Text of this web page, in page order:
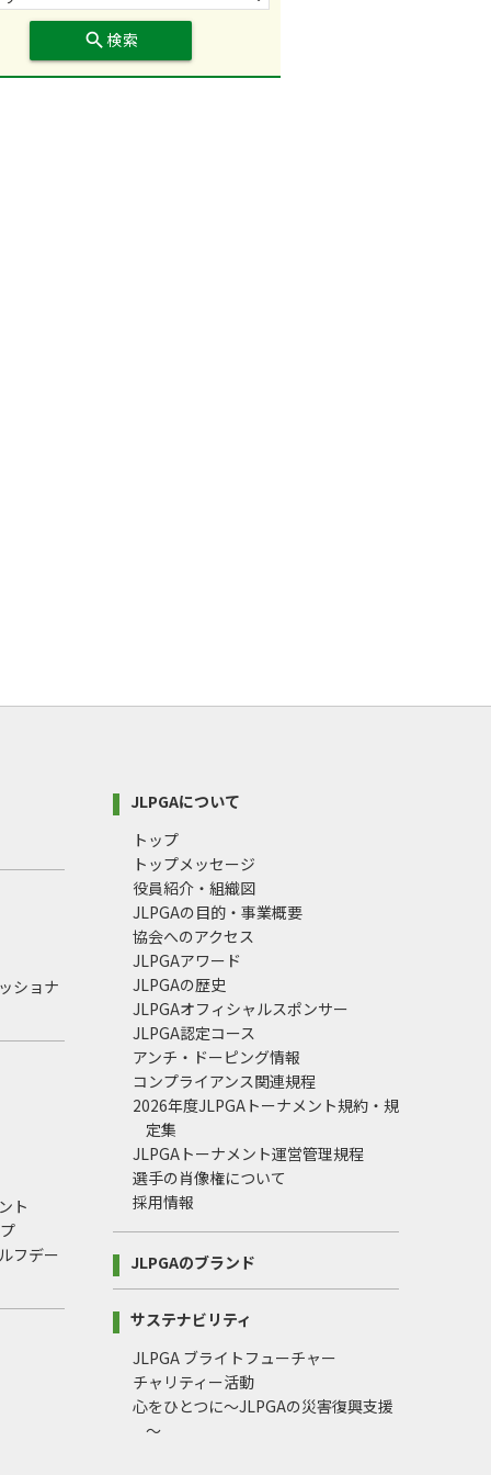
search 検索
ショナ
ト
フデー
JLPGAについて
トップ
トップメッセージ
役員紹介・組織図
JLPGAの目的・事業概要
協会へのアクセス
JLPGAアワード
JLPGAの歴史
JLPGAオフィシャルスポンサー
JLPGA認定コース
アンチ・ドーピング情報
コンプライアンス関連規程
2026年度JLPGAトーナメント規約・規
定集
JLPGAトーナメント運営管理規程
選手の肖像権について
採用情報
JLPGAのブランド
サステナビリティ
JLPGA ブライトフューチャー
チャリティー活動
心をひとつに～JLPGAの災害復興支援
～